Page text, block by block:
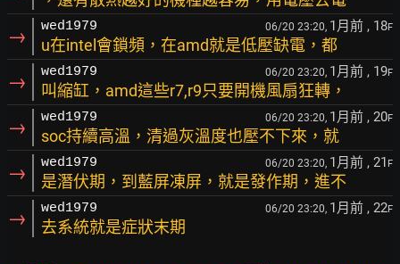
→ wed1979 06/20 23:20, 1月前 , 18F
u在intel會鎖頻，在amd就是低壓缺電，都
→ wed1979 06/20 23:20, 1月前 , 19F
叫縮缸，amd這些r7,r9只要開機風扇狂轉，
→ wed1979 06/20 23:20, 1月前 , 20F
soc持續高溫，清過灰溫度也壓不下來，就
→ wed1979 06/20 23:20, 1月前 , 21 F
是潛伏期，到藍屏凍屏，就是發作期，進不
→ wed1979 06/20 23:20, 1月前 , 22F
去系統就是症狀末期